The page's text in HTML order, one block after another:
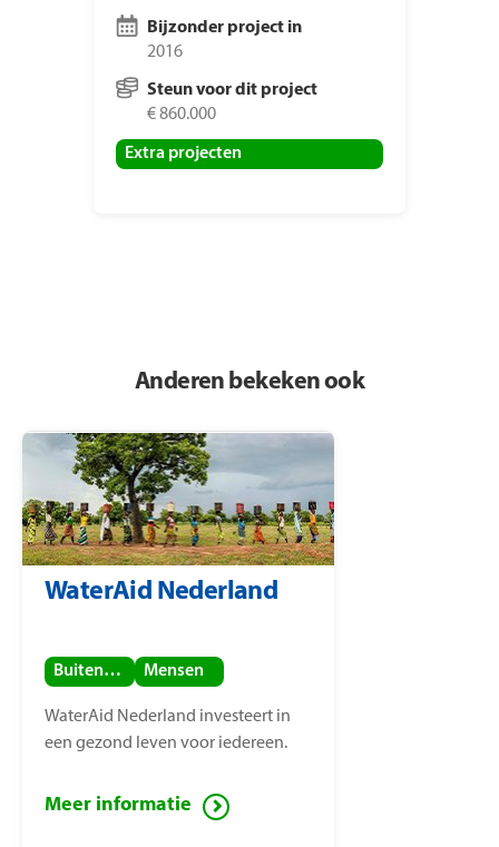
Bijzonder project in
2016
Steun voor dit project
€ 860.000
Extra projecten
Anderen bekeken ook
WaterAid Nederland
Buitenland Mensen
WaterAid Nederland investeert in
een gezond leven voor iedereen.
Meer informatie